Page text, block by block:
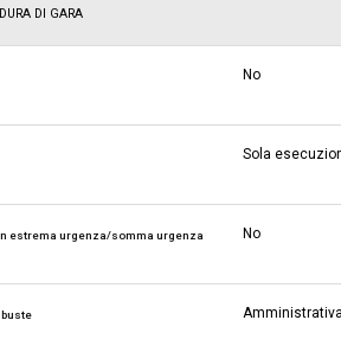
DI GARA
No
Sola
estrema urgenza/somma urgenza No